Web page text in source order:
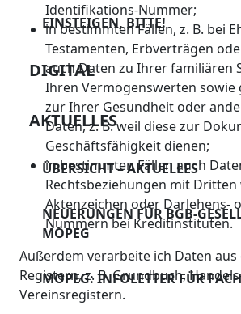
EINSTEIGEN, BITTE!
DIGITAL
AKTUELLES
ÜBERSICHT – AKTUELLES
NEUERUNGEN FÜR BGB-
MOPEG
MOPEG: INFOLETTER FÜR
Identifikations-Nummer;
in bestimmten Fällen, z. B. bei
Testamenten, Erbverträgen
auch Daten zu Ihrer familiären
Ihren Vermögenswerten sowie
zur Ihrer Gesundheit oder
Daten, z. B. weil diese zur
Geschäftsfähigkeit dienen;
in bestimmten Fällen auch
Rechtsbeziehungen mit Dritten
Aktenzeichen oder Darlehens-
Nummern bei Kreditinstituten.
Außerdem verarbeite ich Daten
Registern, z. B. Grundbuch,
Vereinsregistern.